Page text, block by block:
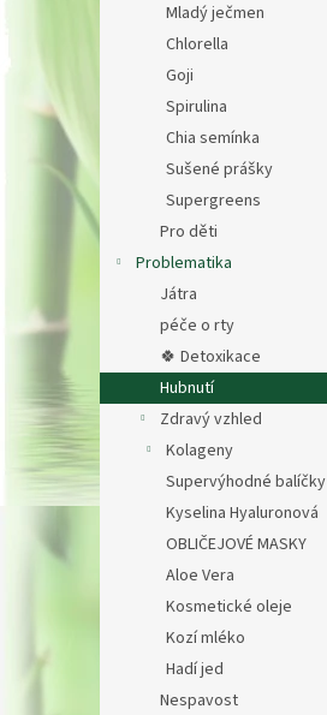
Mladý ječmen
Chlorella
Goji
Spirulina
Chia semínka
Sušené prášky
Supergreens
Pro děti
Problematika
Játra
péče o rty
🍀 Detoxikace
Hubnutí
Zdravý vzhled
Kolageny
Supervýhodné balíčky
Kyselina Hyaluronová
OBLIČEJOVÉ MASKY
Aloe Vera
Kosmetické oleje
Kozí mléko
Hadí jed
Nespavost